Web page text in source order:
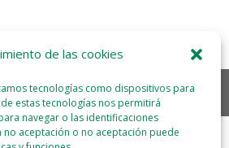
de las cookies
tecnologías como dispositivos para
estas tecnologías nos permitirá
navegar o las identificaciones
no aceptación o no aceptación puede